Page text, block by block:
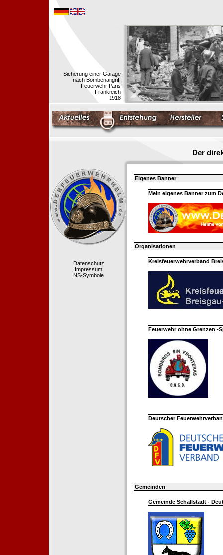
Sicherung einer Garage
nach Bombenangriff
Feuerwehr Paris
Frankreich
1918
Der
Datenschutz
Impressum
NS-Symbole
Eigenes Banner
Mein eigenes Banner zum
Organisationen
Kreisfeuerwehrverband
Feuerwehr ohne Grenzen -
Deutscher
Gemeinden
Gemeinde Schallstadt -